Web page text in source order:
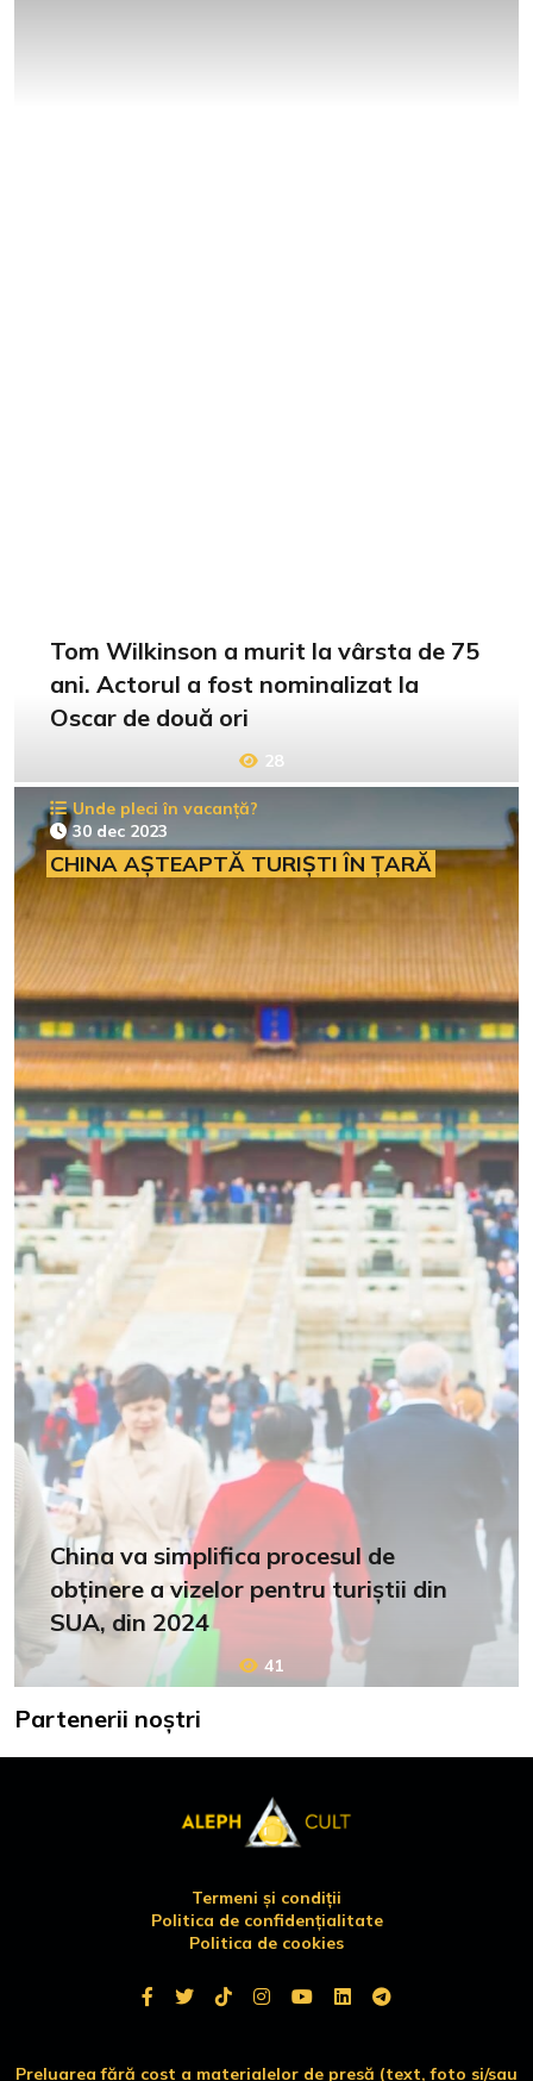
Tom Wilkinson a murit la vârsta de 75
ani. Actorul a fost nominalizat la
Oscar de două ori
28
Unde pleci în vacanță?
30 dec 2023
CHINA AȘTEAPTĂ TURIȘTI ÎN ȚARĂ
China va simplifica procesul de
obținere a vizelor pentru turiștii din
SUA, din 2024
41
Partenerii noștri
Termeni și condiții
Politica de confidențialitate
Politica de cookies
Preluarea fără cost a materialelor de presă (text, foto si/sau